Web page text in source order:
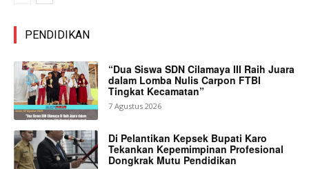
PENDIDIKAN
“Dua Siswa SDN Cilamaya III Raih Juara
dalam Lomba Nulis Carpon FTBI
Tingkat Kecamatan”
7 Agustus 2026
Di Pelantikan Kepsek Bupati Karo
Tekankan Kepemimpinan Profesional
Dongkrak Mutu Pendidikan